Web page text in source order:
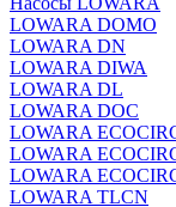
LOWARA DOMO
LOWARA DN
LOWARA DIWA
LOWARA DL
LOWARA DOC
LOWARA
LOWARA
LOWARA
LOWARA TLCN